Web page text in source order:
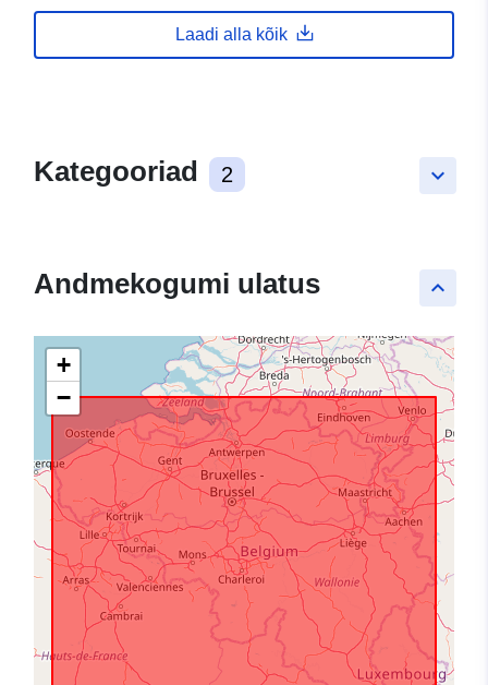
Laadi alla kõik
keyboard_arrow_down
Kategooriad 2
keyboard_arrow_up
Andmekogumi ulatus
+
−